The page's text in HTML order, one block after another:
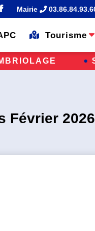
Mairie
Tourisme
|
Février 2026